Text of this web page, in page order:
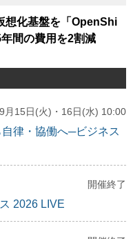
想化基盤を「OpenShi
間の費用を2割減
月15日(火)・16日(水) 10:00
律・協働へ─ビジネス
開催終了
2026 LIVE